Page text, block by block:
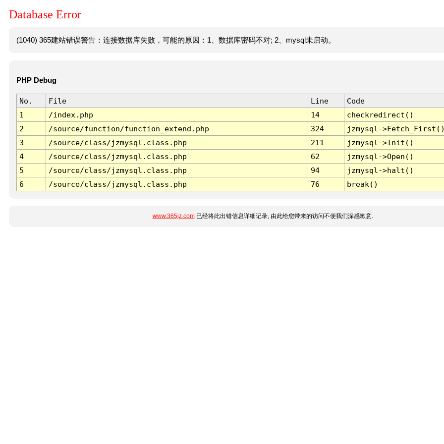
Database Error
(1040) 365建站错误警告：连接数据库失败，可能的原因：1、数据库密码不对; 2、mysql未启动。
PHP Debug
No. File Line
Code
1
/index.php 14
checkredirect()
2
/source/function/function_extend.php 324
jzmysql-
3
/source/class/jzmysql.class.php 211
jzmysql->Init()
4
/source/class/jzmysql.class.php 62
jzmysql->Open()
5
/source/class/jzmysql.class.php 94
jzmysql->halt()
6
/source/class/jzmysql.class.php 76 break()
www.365jz.com已经将此出错信息详细记录, 由此给您带来的访问不便我们深感歉意.